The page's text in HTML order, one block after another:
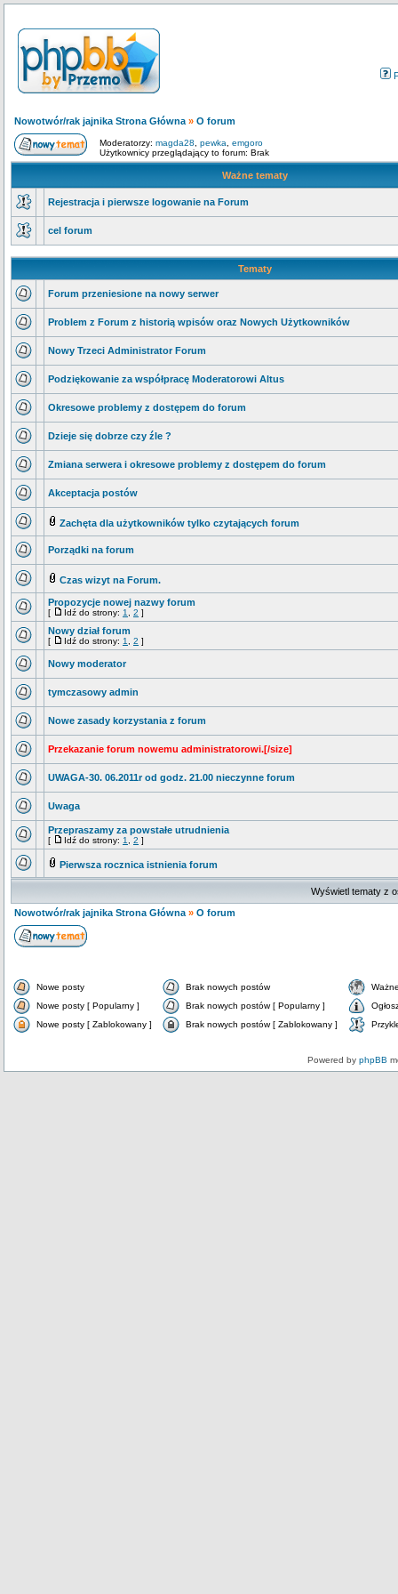
Nowotwór/rak jajnika Strona Główna » O forum
Moderatorzy: magda28 pewka
emgoro
Użytkownicy przeglądający to forum: Brak
Ważne tematy
Rejestracja i pierwsze logowanie na Forum
cel forum
Tematy
Forum przeniesione na nowy serwer
Problem z Forum z historią wpisów oraz Nowych Użytkowników
Nowy Trzeci Administrator Forum
Podziękowanie za współpracę Moderatorowi Altus
Okresowe problemy z dostępem do forum
Dzieje się dobrze czy źle ?
Zmiana serwera i okresowe problemy z dostępem do forum
Akceptacja postów
Zachęta dla użytkowników tylko czytających forum
Porządki na forum
Czas wizyt na Forum.
Propozycje nowej nazwy forum
[ Idź do strony: 1 2 ]
Nowy dział forum
[ Idź do strony: 1 2 ]
Nowy moderator
tymczasowy admin
Nowe zasady korzystania z forum
Przekazanie forum nowemu administratorowi.[/size]
UWAGA-30. 06.2011r od godz. 21.00 nieczynne forum
Uwaga
Przepraszamy za powstałe utrudnienia
[ Idź do strony: 1 2 ]
Pierwsza rocznica istnienia forum
Wyświetl tematy z
Nowotwór/rak jajnika Strona Główna » O forum
Nowe posty Brak nowych postów
Nowe posty [ Popularny ]
Brak nowych postów [ Popularny ]
Nowe posty [ Zablokowany ]
Brak nowych postów [ Zablokowany ]
Powered by phpBB